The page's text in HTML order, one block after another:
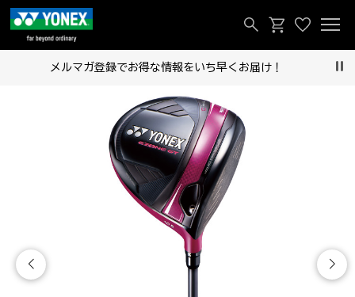
メルマガ登録でお得な情報をいち早くお届け！